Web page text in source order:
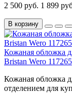
2 500 руб. 1 899
В корзину
Кожаная обложка
Bristan Wero 117265
Кожаная обложка
отделением для